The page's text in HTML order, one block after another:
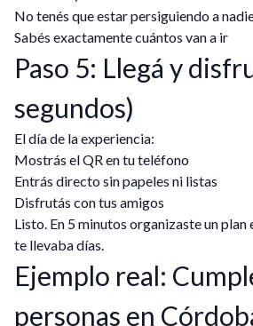
No tenés que estar persiguiendo a
Sabés exactamente cuántos van a ir
Paso 5: Llegá y
segundos)
El día de la experiencia:
Mostrás el QR en tu teléfono
Entrás directo sin papeles ni listas
Disfrutás con tus amigos
Listo. En 5 minutos organizaste un plan
te llevaba días.
Ejemplo real:
personas en